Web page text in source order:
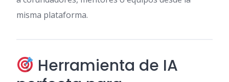
misma plataforma.
Herramienta de IA